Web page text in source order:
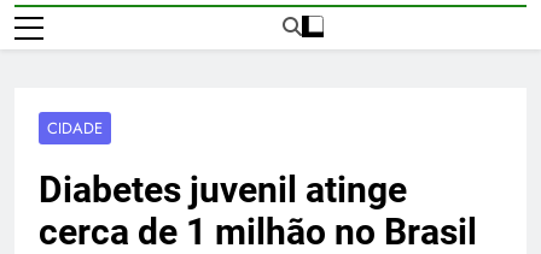
CIDADE
Diabetes juvenil atinge
cerca de 1 milhão no Brasil